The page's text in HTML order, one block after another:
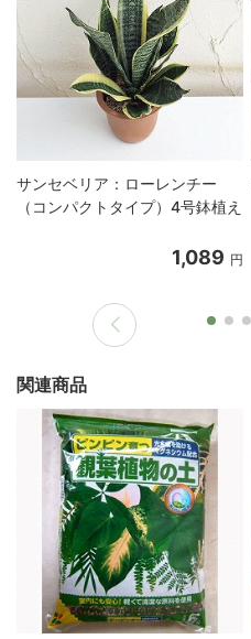
サンセベリア：ローレンチー
（コンパクトタイプ）4号鉢植え
1,089 円
関連商品